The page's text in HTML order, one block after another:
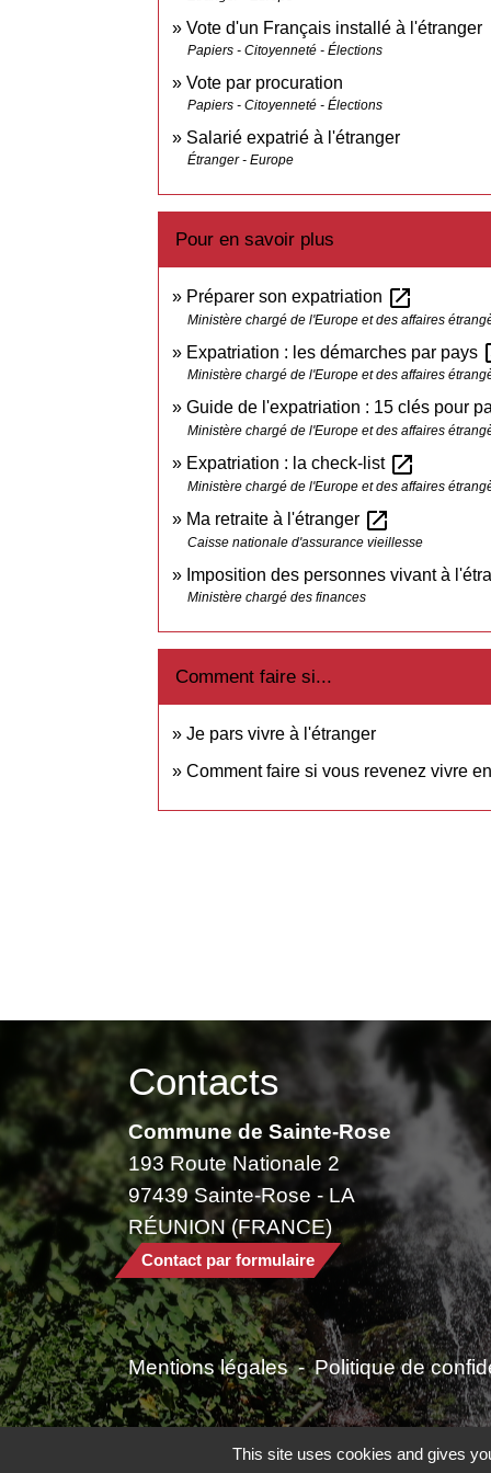
Vote d'un Français installé à l'étranger
Papiers - Citoyenneté - Élections
Vote par procuration
Papiers - Citoyenneté - Élections
Salarié expatrié à l'étranger
Étranger - Europe
Pour en savoir plus
Préparer son expatriation open_in_new
Ministère chargé de l'Europe et des affaires
Expatriation : les démarches par pays
Ministère chargé de l'Europe et des affaires
Guide de l'expatriation : 15 clés pour
Ministère chargé de l'Europe et des affaires
Expatriation : la check-list open_in_new
Ministère chargé de l'Europe et des affaires
Ma retraite à l'étranger open_in_new
Caisse nationale d'assurance vieillesse
Imposition des personnes vivant à
Ministère chargé des finances
Comment faire si...
Je pars vivre à l'étranger
Comment faire si vous revenez vivre
Contacts
Commune de Sainte-Rose
193 Route Nationale 2
97439 Sainte-Rose - LA
RÉUNION (FRANCE)
Contact par formulaire
Mentions légales - Politique de
This site uses cookies and gives